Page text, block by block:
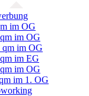
im OG
im OG
im OG
im EG
im OG
im 1. OG